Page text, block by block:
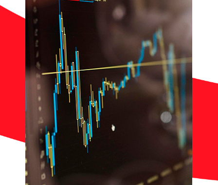
Investidores
Contato
Notícias
Trabalhe Conosco
Documentos de interesse